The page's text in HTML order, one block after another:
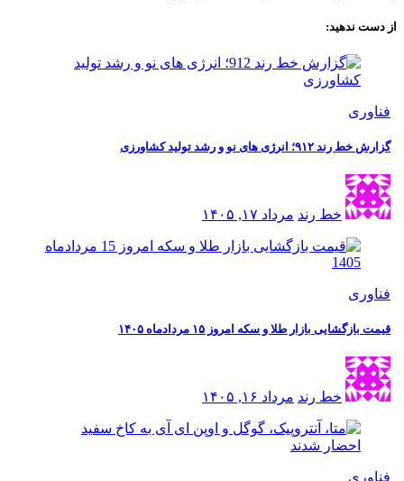
از دست ندهید:
فناوری
گزارش خط رند ۹۱۲؛ انرژی های نو و رشد تولید کشاورزی
خط رند مرداد ۱۷, ۱۴۰۵
فناوری
قیمت بازگشایی بازار طلا و سکه امروز ۱۵ مردادماه ۱۴۰۵
خط رند مرداد ۱۶, ۱۴۰۵
فناوری